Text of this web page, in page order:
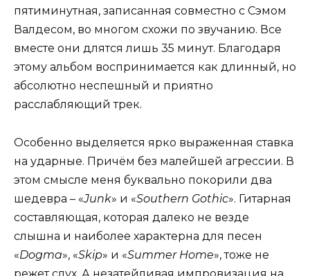
пятиминутная, записанная совместно с Сэмом
Валдесом, во многом схожи по звучанию. Все
вместе они длятся лишь 35 минут. Благодаря
этому альбом воспринимается как длинный, но
абсолютно неспешный и приятно
расслабляющий трек.
Особенно выделяется ярко выраженная ставка
на ударные. Причём без малейшей агрессии. В
этом смысле меня буквально покорили два
шедевра – «Junk» и «Southern Gothic». Гитарная
составляющая, которая далеко не везде
слышна и наиболее характерна для песен
«Dogma», «Skip» и «Summer Home», тоже не
режет слух. А незатейливая импровизация на